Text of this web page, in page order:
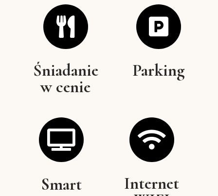
Śniadanie
w cenie
Parking
Smart
Internet